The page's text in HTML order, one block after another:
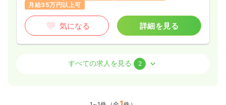
月給35万円以上可
気になる 詳細を見る
正看護師
万円 /月 賞与2.2ヶ月
すべての求人を見る 2